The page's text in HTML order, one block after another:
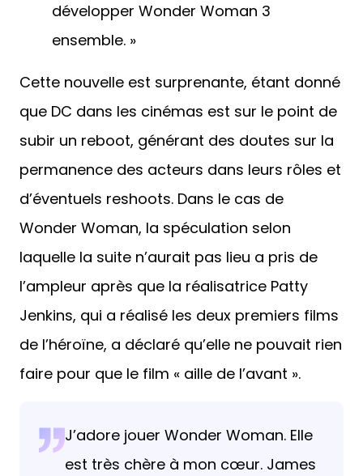
développer Wonder Woman 3
ensemble. »
Cette nouvelle est surprenante, étant donné
que DC dans les cinémas est sur le point de
subir un reboot, générant des doutes sur la
permanence des acteurs dans leurs rôles et
d’éventuels reshoots. Dans le cas de
Wonder Woman, la spéculation selon
laquelle la suite n’aurait pas lieu a pris de
l’ampleur après que la réalisatrice Patty
Jenkins, qui a réalisé les deux premiers films
de l’héroïne, a déclaré qu’elle ne pouvait rien
faire pour que le film « aille de l’avant ».
J’adore jouer Wonder Woman. Elle
est très chère à mon cœur. James